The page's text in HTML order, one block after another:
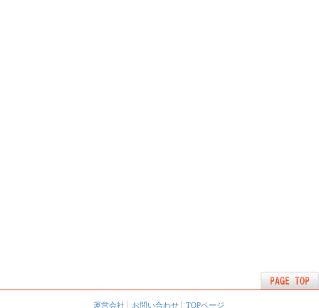
運営会社 お問い合わせ TOPページ